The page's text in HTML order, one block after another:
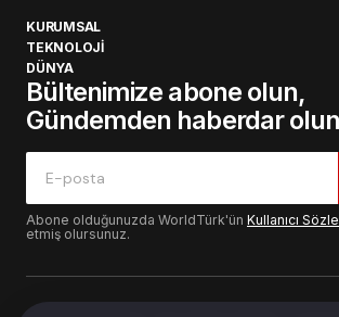
KURUMSAL
TEKNOLOJİ
DÜNYA
Bültenimize abone olun,
Gündemden haberdar
Abone olduğunuzda WorldTürk'ün Kullanıcı
etmiş olursunuz.